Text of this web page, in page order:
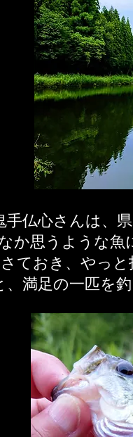
手仏心さんは、
か思うような
さておき、やっ
、満足の一匹を